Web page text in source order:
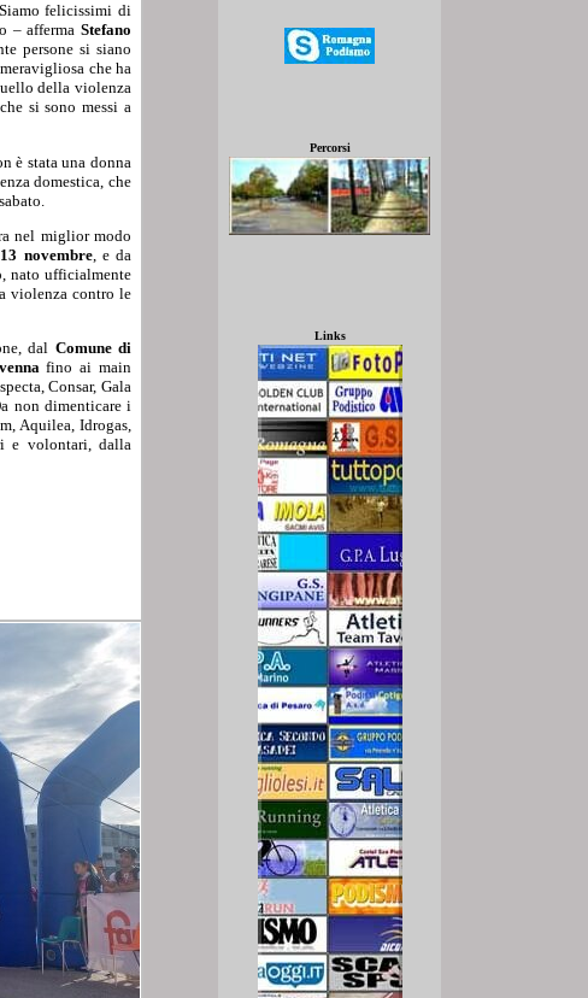
felicissimi di
– afferma Stefano
persone si siano
che ha
della violenza
si sono messi a
è stata una donna
domestica, che
nel miglior modo
13 novembre, e da
nato ufficialmente
violenza contro le
dal Comune di
fino ai main
Consar, Gala
non dimenticare i
Aquilea, Idrogas,
e volontari, dalla
Percorsi
Links